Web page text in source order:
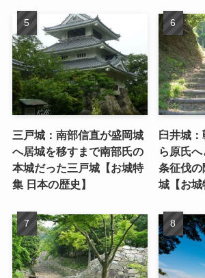
三戸城：南部信直が盛岡城
へ居城を移すまで南部氏の
本城だった三戸城【お城特
集 日本の歴史】
臼井城
ら原氏
条征伐
城【お城